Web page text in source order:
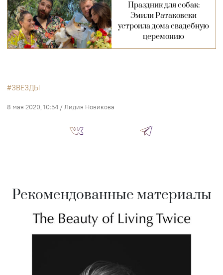
Праздник для собак:
Эмили Ратаковски
устроила дома свадебную
церемонию
ЗВЕЗДЫ
8 мая 2020, 10:54 / Лидия Новикова
Рекомендованные материалы